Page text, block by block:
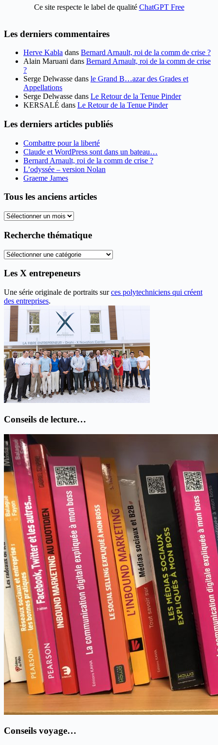
Ce site respecte le label de qualité ChatGPT Free
Les derniers commentaires
Herve Kabla dans Bernard Arnault, roi de la comm de crise ?
Alain Maruani dans Bernard Arnault, roi de la comm de crise
?
Serge Delwasse dans le Grand B…azar des Grades et
Appellations
Serge Delwasse dans Le Retour de la Tenue Pinder
KERSALÉ dans Le Retour de la Tenue Pinder
Les derniers articles publiés
Combattre pour la liberté
Claude et WordPress sont dans un bateau…
Bernard Arnault, roi de la comm de crise ?
L’odyssée – version Nolan
Graeme James
Tous les anciens articles
Tous
anciens
Recherche thématique
Recherche
Les X entrepeneurs
Une série originale de portraits surces polytechniciens qui créent
des entreprises.
Conseils de lecture…
Conseils voyage…